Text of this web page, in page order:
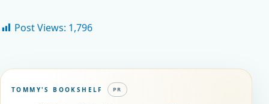
Post Views: 1,796
TOMMY'S BOOKSHELF PR